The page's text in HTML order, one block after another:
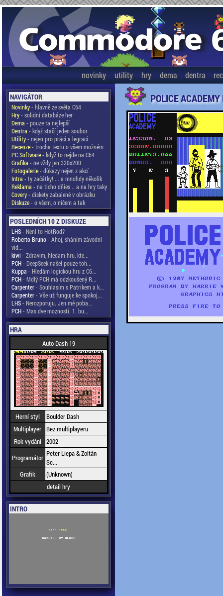
novinky utility hry dema dentra
NAVIGÁTOR
Novinky- hlavně ze světa C64
Hry- solidní databáze her
Dema - pouze ta nejlepší
Dentra - když stačí jeden soubor
Utility- nejen pro práci a legraci
Recenze- trocha textu o všem možném
PC Software- když to nejde na C64
Grafika - ne vždy jen 320x200
Fotogalerie- důkazy nejen z akcí
Intra - ty začátky! ... a mnohdy několik
Reklama - na ticho dňies .. a na hry taky
Covery- diskety zabalené v obrázku
Diskuze- o všem, o ničem a tak
POSLEDNÍCH 10 Z DISKUZE
LHS- Není to HotRod?
Roberto Bruno- Ahoj, sháním závodní
vid...
kiwi - Zdravim, hledam hru, kte...
PCH- DeepSeek našel pouze toh...
Kuppa - Hledám logickou hru z C6...
PCH- Mdlý PCH má odzkoušený R...
Carpenter- Souhlasím s Patrikem a k...
Carpenter- Vše už funguje ke spokoj...
LHS- Nerozporuju. Jen mě poba...
PCH- Mas dve moznosti. 1. bu...
HRA
Auto Dash 19
Herní styl
Boulder Dash
Multiplayer Bez multiplayeru
Rok vydání 2002
Programátor Peter Liepa & Zoltán
Sc...
Grafik
(Unknown)
detail hry
INTRO
POLICE ACADEMY